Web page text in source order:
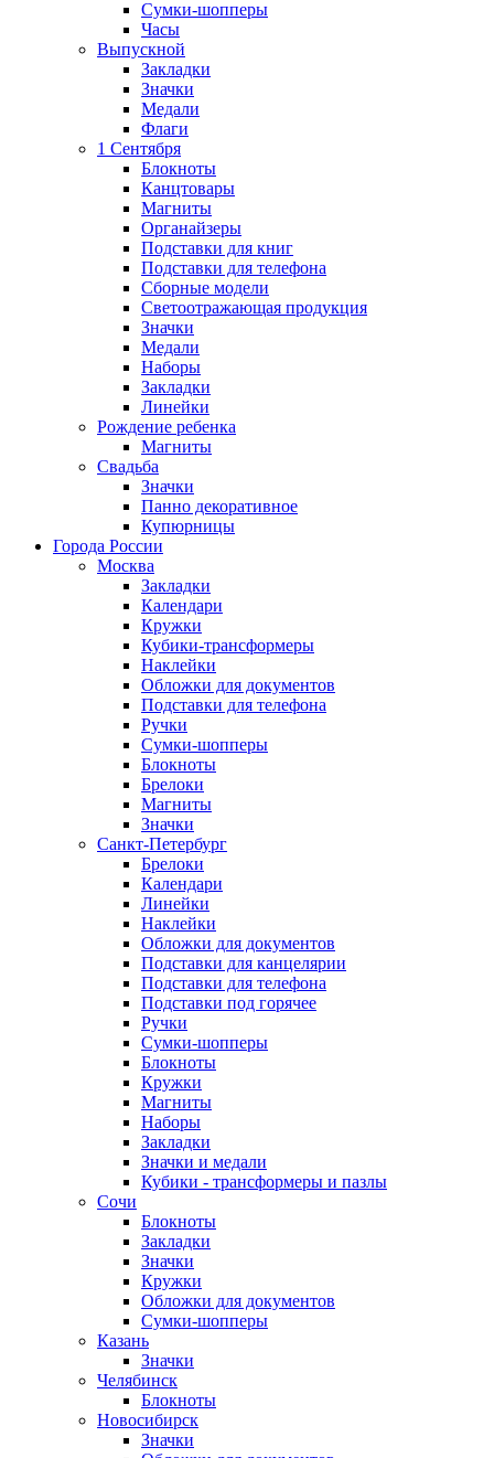
Сумки-шопперы
Часы
Выпускной
Закладки
Значки
Медали
Флаги
1 Сентября
Блокноты
Канцтовары
Магниты
Органайзеры
Подставки для книг
Подставки для телефона
Сборные модели
Светоотражающая продукция
Значки
Медали
Наборы
Закладки
Линейки
Рождение ребенка
Магниты
Свадьба
Значки
Панно декоративное
Купюрницы
Города России
Москва
Закладки
Календари
Кружки
Кубики-трансформеры
Наклейки
Обложки для документов
Подставки для телефона
Ручки
Сумки-шопперы
Блокноты
Брелоки
Магниты
Значки
Санкт-Петербург
Брелоки
Календари
Линейки
Наклейки
Обложки для документов
Подставки для канцелярии
Подставки для телефона
Подставки под горячее
Ручки
Сумки-шопперы
Блокноты
Кружки
Магниты
Наборы
Закладки
Значки и медали
Кубики - трансформеры и пазлы
Сочи
Блокноты
Закладки
Значки
Кружки
Обложки для документов
Сумки-шопперы
Казань
Значки
Челябинск
Блокноты
Новосибирск
Значки